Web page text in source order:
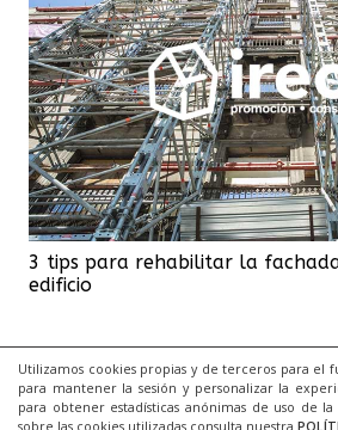
Utilizamos cookies propias y de terceros para el
para mantener la sesión y personalizar la
para obtener estadísticas anónimas de uso de
sobre las cookies utilizadas consulta nuestra
3 tips para rehabilitar la
edificio
1 … 4